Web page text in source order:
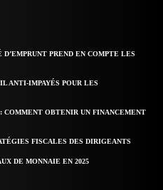
PREND EN COMPTE LES
ANTI-IMPAYÉS POUR LES
OBTENIR UN FINANCEMENT
FISCALES DES DIRIGEANTS
DE MONNAIE EN 2025